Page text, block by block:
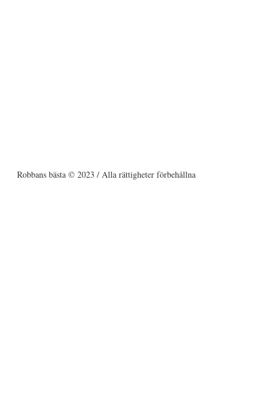
Robbans bästa © 2023 / Alla rättigheter förbehållna